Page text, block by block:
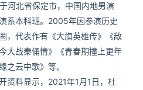
河北省保定市，中国内地男演
系本科班。2005年因参演历史
，代表作有《大旗英雄传》《敌
大战秦俑情》《青春期撞上更年
之云中歌》等。
资料显示，2021年1月1日，杜